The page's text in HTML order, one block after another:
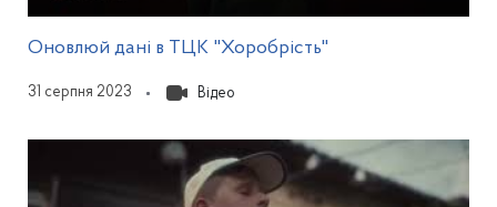
Оновлюй дані в ТЦК "Хоробрість"
31 серпня 2023 Відео